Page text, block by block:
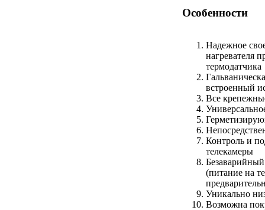
Особенности
Надежное
нагревателя
термодатчика
встроенный
Все
Контроль и
телекамеры
(питание на
Уникально
Возможна